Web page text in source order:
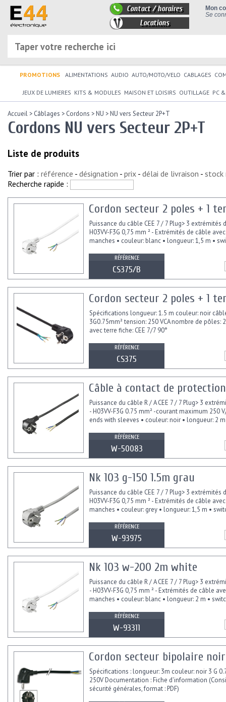
Mon
Se
Contact / horaires
Locations
PROMOTIONS ALIMENTATIONS AUDIO AUTO/MOTO/VELO CABLAGES
JEUX DE LUMIERES KITS & MODULES MAISON ET LOISIRS OUTILLAGE PC
Accueil > Câblages > Cordons >NU >NU vers Secteur 2P+T
Cordons NU vers Secteur 2P+T
Liste de produits
Trier par : référence - désignation - prix - délai de livraison - stock
Recherche rapide :
Cordon secteur 2 poles + 1
Puissance du câble CEE 7 / 7 Plug> 3 extrémités
H03VV-F3G 0,75 mm ² - Extrémités de câble
manches • couleur: blanc • longueur: 1,5 m •
RÉFÉRENCE
CS375/B
Cordon secteur 2 poles + 1
Spécifications longueur: 1.5 m couleur: noir
3G0.75mm² tension: 250 VCA nombre de pôles:
avec terre fiche: CEE 7/7 90°
RÉFÉRENCE
CS375
Câble à contact de
Puissance du câble R / A CEE 7 / 7 Plug> 3
- H03VV-F3G 0.75 mm² -courant maximum 250
ends with sleeves • couleur: noir • longueur: 2
RÉFÉRENCE
W-50083
Nk 103 g-150 1.5m grau
Puissance du câble CEE 7 / 7 Plug> 3 extrémités
H03VV-F3G 0,75 mm ² - Extrémités de câble
manches • couleur: grey • longueur: 1,5 m •
RÉFÉRENCE
W-93975
Nk 103 w-200 2m white
Puissance du câble R / A CEE 7 / 7 Plug> 3
- H03VV-F3G 0,75 mm ² - Extrémités de câble
manches • couleur: blanc • longueur: 2 m •
RÉFÉRENCE
W-93311
Cordon secteur bipolaire
Spécifications : longueur: 3m couleur: noir 3 G
250V Documentation : Fiche d'information
sécurité générales, format : PDF)